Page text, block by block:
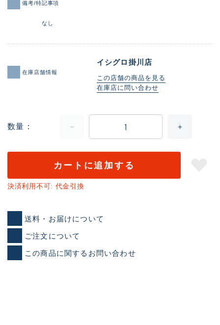
備考/特記事項
なし
在庫店舗情報
イシグロ掛川店
この店舗の商品を見る
在庫店に問い合わせ
数量
カートに追加する
決済利用不可: 代金引換
送料・お届けについて
ご注文について
この商品に関するお問い合わせ